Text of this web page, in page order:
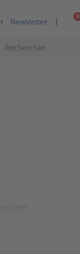
0
Newsletter